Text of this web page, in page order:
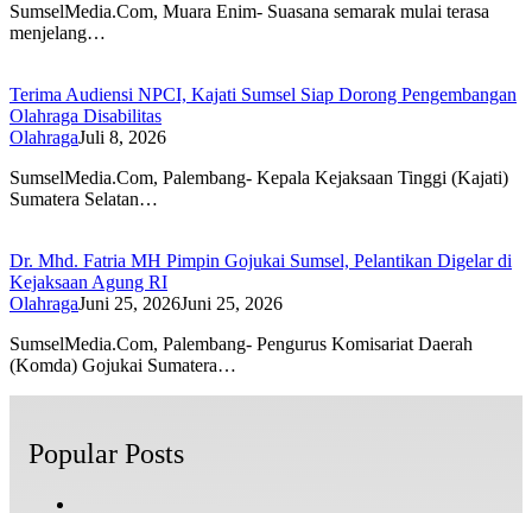
SumselMedia.Com, Muara Enim- Suasana semarak mulai terasa
menjelang…
Terima Audiensi NPCI, Kajati Sumsel Siap Dorong Pengembangan
Olahraga Disabilitas
OlahragaJuli 8, 2026
SumselMedia.Com, Palembang- Kepala Kejaksaan Tinggi (Kajati)
Sumatera Selatan…
Dr. Mhd. Fatria MH Pimpin Gojukai Sumsel, Pelantikan Digelar di
Kejaksaan Agung RI
OlahragaJuni 25, 2026Juni 25, 2026
SumselMedia.Com, Palembang- Pengurus Komisariat Daerah
(Komda) Gojukai Sumatera…
Popular Posts